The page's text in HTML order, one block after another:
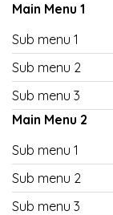
Main Menu 1
Sub menu 1
Sub menu 2
Sub menu 3
Main Menu 2
Sub menu 1
Sub menu 2
Sub menu 3